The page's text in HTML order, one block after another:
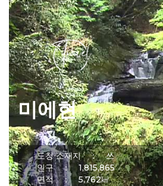
미에현
도청 소재지 ：쓰
인구 ：1,815,865
면적 ：5,762㎢